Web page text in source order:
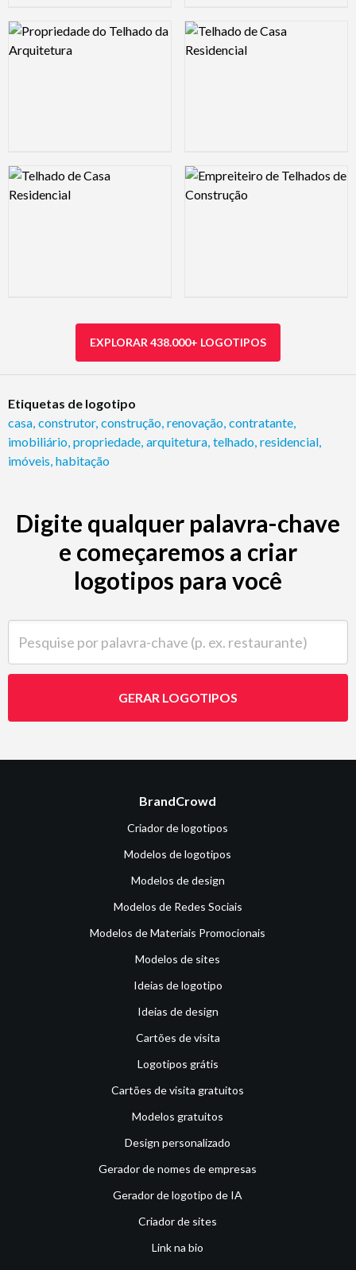
Logo Preview Image Logo Preview Image
Logo Preview Image Logo Preview Image
EXPLORAR 438.000+ LOGOTIPOS
Etiquetas de logotipo
casa construtor, construção renovação contratante
imobiliário propriedade arquitetura telhado residencial
imóveis habitação
Digite qualquer palavra-chave
e começaremos a criar
logotipos para você
GERAR LOGOTIPOS
BrandCrowd
Criador de logotipos
Modelos de logotipos
Modelos de design
Modelos de Redes Sociais
Modelos de Materiais Promocionais
Modelos de sites
Ideias de logotipo
Ideias de design
Cartões de visita
Logotipos grátis
Cartões de visita gratuitos
Modelos gratuitos
Design personalizado
Gerador de nomes de empresas
Gerador de logotipo de IA
Criador de sites
Link na bio